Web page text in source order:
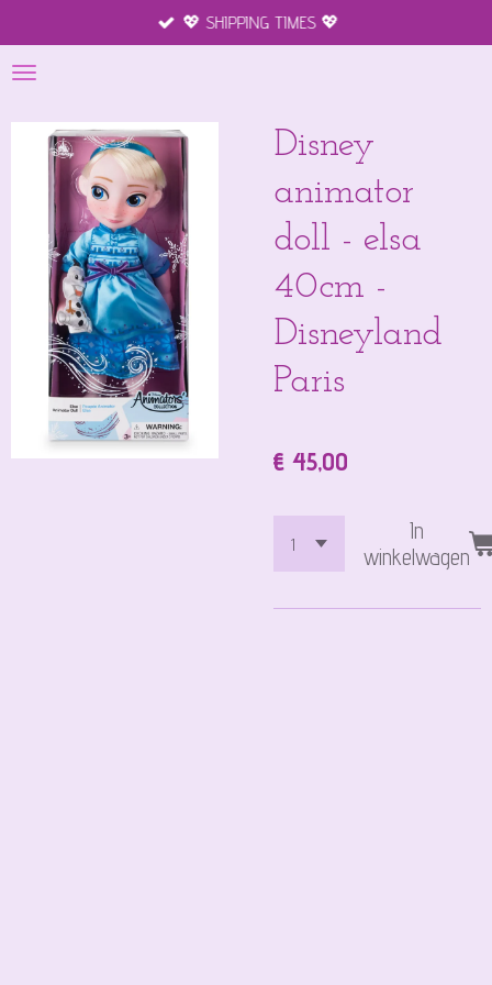
direct
naar
hoofdinhoud
💖 SHIPPING TIMES 💖
Disney
animator
doll - elsa
40cm -
Disneyland
Paris
€ 45,00
In
winkelwagen